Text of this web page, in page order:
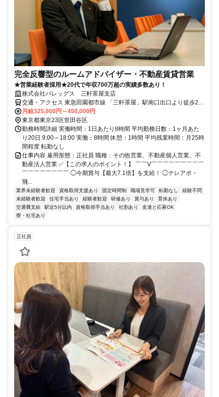
完全反響型のルームアドバイザー・不動産賃貸営業
★営業経験者採用★20代で年収700万超の実績多数あり！
株式会社バレッグス 三軒茶屋支店
交通・アクセス 東急田園都市線 「三軒茶屋」駅南口出口より徒歩2分
※城南エリアの店舗での勤務となります。
月給325,000円～450,000円
東京都東京23区世田谷区
勤務時間詳細 実働時間：1日あたり8時間 平均勤務日数：1ヶ月あた
り20日 9:00～18:00 実働：8時間 休憩：1時間 平均残業時間：月25時
間程度 転勤なし
仕事内容 雇用形態：正社員 職種：その他営業、不動産個人営業、不
動産法人営業 ✅【この求人のポイント！】 ￣￣V￣￣￣￣￣￣￣￣￣
￣￣￣￣￣￣￣￣ ◯今期賞与【最大7.1倍】を支給！ ◯テレアポ・
飛...
業界未経験者歓迎 資格取得支援あり 固定時間制 職場見学可 転勤なし
経験不問
未経験者歓迎
住宅手当あり 経験者歓迎 研修あり 賞与あり
育休あり
交通費支給
駅近5分以内 資格取得手当あり 社割あり
友達と応募OK
寮・社宅あり
正社員